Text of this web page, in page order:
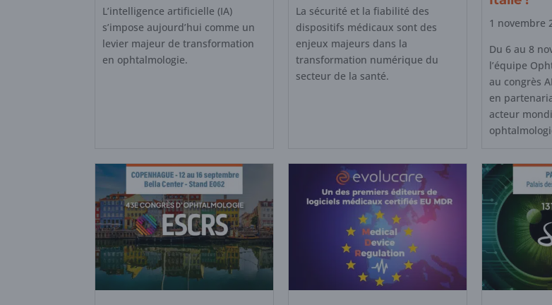
L’intelligence artificielle (IA)
s’impose aujourd’hui comme un
levier majeur de transformation
en ophtalmologie.
La sécurité et la fiabilité des
dispositifs médicaux sont des
enjeux majeurs dans la
transformation numérique du
secteur de la santé.
1 novembre
Du 6 au 8
l’équipe
au congrès
en
acteur